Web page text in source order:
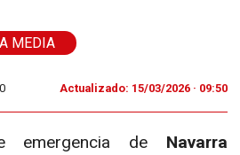
MEDIA
Actualizado: 15/03/2026 · 09:50
emergencia de Navarra